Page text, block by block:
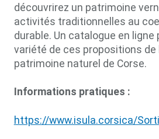
découvrirez un patrimoine
activités traditionnelles au
durable. Un catalogue en
variété de ces propositions
patrimoine naturel de Corse.
Informations pratiques :
https://www.isula.corsica/